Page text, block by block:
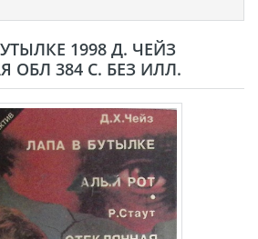
1998 Д. ЧЕЙЗ
ОБЛ 384 С. БЕЗ ИЛЛ.